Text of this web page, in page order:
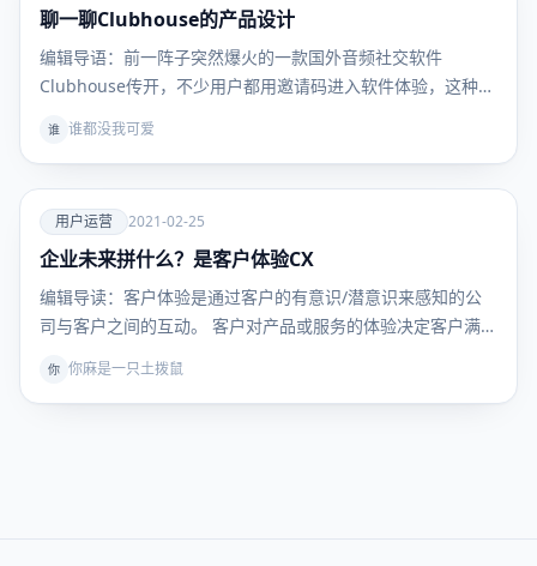
产品运
聊一聊Clubhouse的产品设计
编辑导语：前一阵子突然爆火的一款国外音频社交软件
Clubhouse传开，不少用户都用邀请码进入软件体验，这种
谁 谁都没我可爱
爱
用户运
用户运营 2021-02-25
企业未来拼什么？是客户体验CX
编辑导读：客户体验是通过客户的有意识/潜意识来感知的公
司与客户之间的互动。 客户对产品或服务的体验决定客户满
你 你麻是一只土拨鼠